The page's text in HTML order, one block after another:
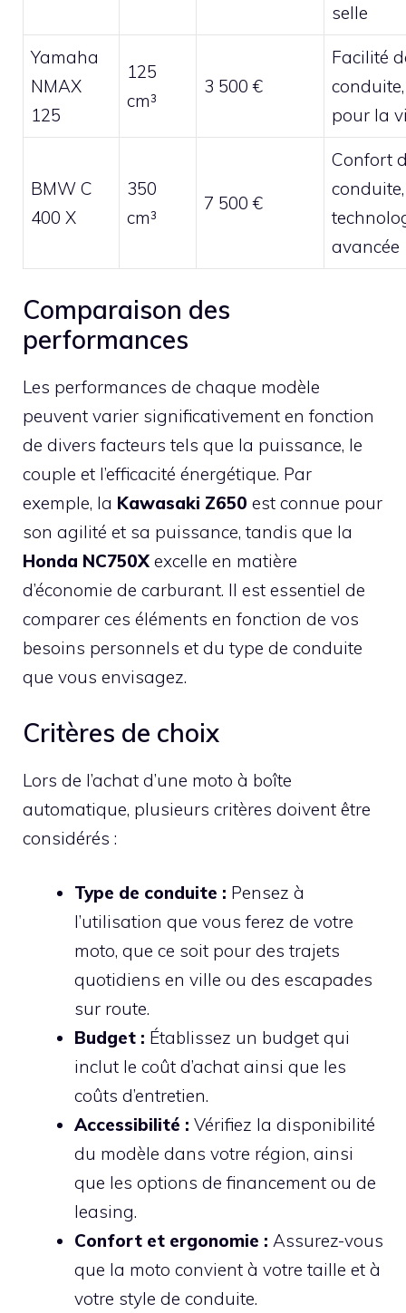
selle
Yamaha
NMAX
125
125
cm³
3 500 €
Facilité
pour la
BMW C
400 X
350
cm³
7 500 €
Confort
conduite,
avancée
Comparaison des
performances
Les performances de chaque modèle
peuvent varier significativement en fonction
de divers facteurs tels que la puissance, le
couple et l’efficacité énergétique. Par
exemple, la Kawasaki Z650 est connue pour
son agilité et sa puissance, tandis que la
Honda NC750X excelle en matière
d’économie de carburant. Il est essentiel de
comparer ces éléments en fonction de vos
besoins personnels et du type de conduite
que vous envisagez.
Critères de choix
Lors de l’achat d’une moto à boîte
automatique, plusieurs critères doivent être
considérés :
Type de conduite : Pensez à
l’utilisation que vous ferez de votre
moto, que ce soit pour des trajets
quotidiens en ville ou des escapades
sur route.
Budget : Établissez un budget qui
inclut le coût d’achat ainsi que les
coûts d’entretien.
Accessibilité : Vérifiez la disponibilité
du modèle dans votre région, ainsi
que les options de financement ou de
leasing.
Confort et ergonomie : Assurez-vous
que la moto convient à votre taille et à
votre style de conduite.